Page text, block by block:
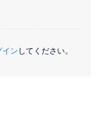
イン してください。